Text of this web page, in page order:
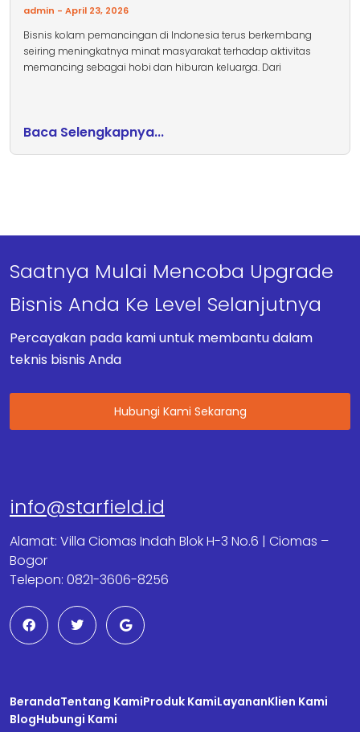
admin April 23, 2026
Bisnis kolam pemancingan di Indonesia terus berkembang
seiring meningkatnya minat masyarakat terhadap aktivitas
memancing sebagai hobi dan hiburan keluarga. Dari
Baca Selengkapnya...
Saatnya Mulai Mencoba Upgrade
Bisnis Anda Ke Level Selanjutnya
Percayakan pada kami untuk membantu dalam
teknis bisnis Anda
Hubungi Kami Sekarang
info@starfield.id
Alamat: Villa Ciomas Indah Blok H-3 No.6 | Ciomas –
Bogor
Telepon: 0821-3606-8256
F
a
k
T
w
G
o
BerandaTentang KamiProduk KamiLayananKlien Kami
BlogHubungi Kami